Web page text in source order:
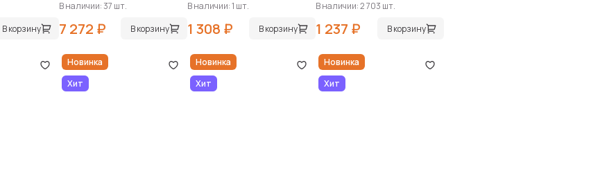
В корзину
В наличии: 37 шт.
7 272 ₽ В корзину
В наличии: 1 шт.
1 308 ₽ В корзину
В наличии: 2 703 шт.
1 237 ₽ В корзину
Новинка
Хит
Новинка
Хит
Новинка
Хит